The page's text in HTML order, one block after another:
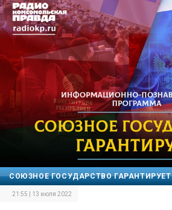
СОЮЗНОЕ ГОСУДАРСТВО ГАРАНТИРУЕТ
21:55 | 13 июля 2022